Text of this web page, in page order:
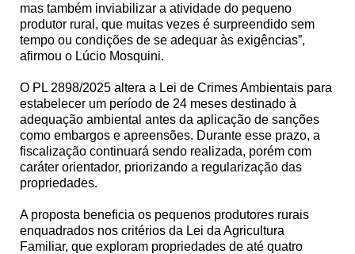
mas também inviabilizar a atividade do pequeno
produtor rural, que muitas vezes é surpreendido sem
tempo ou condições de se adequar às exigências”,
afirmou o Lúcio Mosquini.
O PL 2898/2025 altera a Lei de Crimes Ambientais para
estabelecer um período de 24 meses destinado à
adequação ambiental antes da aplicação de sanções
como embargos e apreensões. Durante esse prazo, a
fiscalização continuará sendo realizada, porém com
caráter orientador, priorizando a regularização das
propriedades.
A proposta beneficia os pequenos produtores rurais
enquadrados nos critérios da Lei da Agricultura
Familiar, que exploram propriedades de até quatro